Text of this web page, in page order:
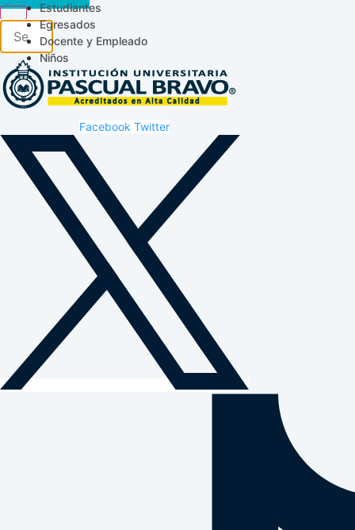
Estudiantes
Egresados
Docente y Empleado
Niños
Facebook Twitter